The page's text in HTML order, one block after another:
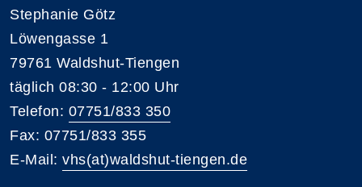
Stephanie Götz
Löwengasse 1
79761 Waldshut-Tiengen
täglich 08:30 - 12:00 Uhr
Telefon: 07751/833 350
Fax: 07751/833 355
E-Mail: vhs(at)waldshut-tiengen.de